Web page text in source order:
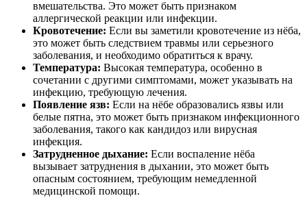
вмешательства. Это может быть признаком
аллергической реакции или инфекции.
Кровотечение: Если вы заметили кровотечение из нёба,
это может быть следствием травмы или серьезного
заболевания, и необходимо обратиться к врачу.
Температура: Высокая температура, особенно в
сочетании с другими симптомами, может указывать на
инфекцию, требующую лечения.
Появление язв: Если на нёбе образовались язвы или
белые пятна, это может быть признаком инфекционного
заболевания, такого как кандидоз или вирусная
инфекция.
Затрудненное дыхание: Если воспаление нёба
вызывает затруднения в дыхании, это может быть
опасным состоянием, требующим немедленной
медицинской помощи.